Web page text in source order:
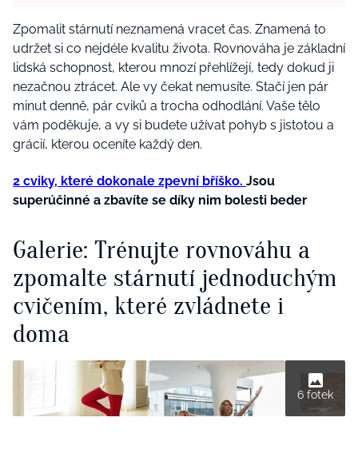
Zpomalit stárnutí neznamená vracet čas. Znamená to
udržet si co nejdéle kvalitu života. Rovnováha je základní
lidská schopnost, kterou mnozí přehlížejí, tedy dokud ji
nezačnou ztrácet. Ale vy čekat nemusíte. Stačí jen pár
minut denně, pár cviků a trocha odhodlání. Vaše tělo
vám poděkuje, a vy si budete užívat pohyb s jistotou a
grácií, kterou oceníte každý den.
2 cviky, které dokonale zpevní bříško. Jsou
superúčinné a zbavíte se díky nim bolesti beder
Galerie: Trénujte rovnováhu a
zpomalte stárnutí jednoduchým
cvičením, které zvládnete i
doma
6 fotek